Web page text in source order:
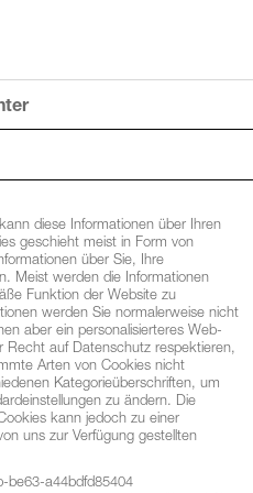
für die
diese Informationen über Ihren
geschieht meist in Form von
über Sie, Ihre
Meist werden die Informationen
Funktion der Website zu
werden Sie normalerweise nicht
aber ein personalisierteres Web-
Recht auf Datenschutz respektieren,
Arten von Cookies nicht
Kategorieüberschriften, um
zu ändern. Die
kann jedoch zu einer
uns zur Verfügung gestellten
be63-a44bdfd85404